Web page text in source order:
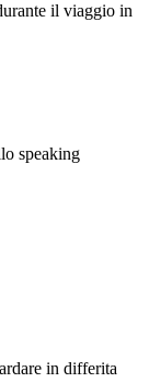
il viaggio in
speaking
in differita